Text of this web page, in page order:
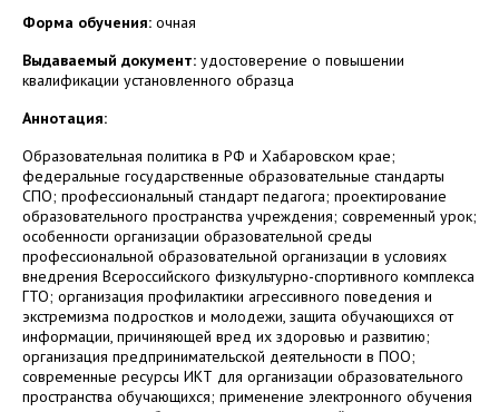
Форма обучения: очная
Выдаваемый документ: удостоверение о повышении
квалификации установленного образца
Аннотация:
Образовательная политика в РФ и Хабаровском крае;
федеральные государственные образовательные стандарты
СПО; профессиональный стандарт педагога; проектирование
образовательного пространства учреждения; современный урок;
особенности организации образовательной среды
профессиональной образовательной организации в условиях
внедрения Всероссийского физкультурно-спортивного комплекса
ГТО; организация профилактики агрессивного поведения и
экстремизма подростков и молодежи, защита обучающихся от
информации, причиняющей вред их здоровью и развитию;
организация предпринимательской деятельности в ПОО;
современные ресурсы ИКТ для организации образовательного
пространства обучающихся; применение электронного обучения